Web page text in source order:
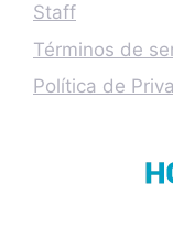
Staff
Términos de
Política de